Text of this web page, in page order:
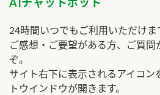
AIチャットボット
24時間いつでもご利用いただけま
ご感想・ご要望がある方、ご質問
ぞ。
サイト右下に表示されるアイコン
トウインドウが開きます。